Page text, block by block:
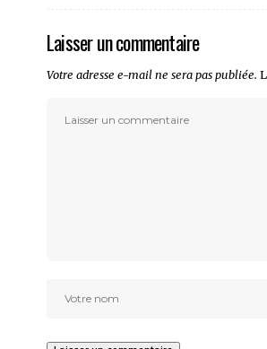
Laisser un commentaire
Votre adresse e-mail ne sera pas publiée.